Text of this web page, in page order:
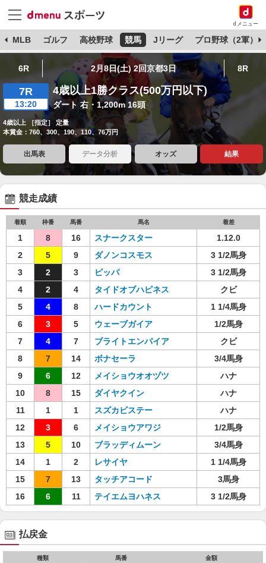
dメニュー
MLB ゴルフ 高校野球 競馬 Jリーグ プロ野球（2軍）
6R 2月8日(土) 2回京都3日 8R
7R
13:20
4歳以上1勝クラス(500万円以下)
ダート 右・1,200m 16頭
4歳以上 ［指定］ 定量
本賞金：760、300、190、110、76万円
出馬表 データ分析 オッズ 結果
競走成績
着順 枠番 馬番 馬名 着差
1 8 16 スナークスター
1.12.0
2
5 9 ダノンコスモス
3 1/2馬身
3
2 3 ピッパ
3 1/2馬身
4
2 4 タイドオブハピネス
クビ
5
4 8 ハードカウント
1 1/4馬身
6
3 5 ウェーブガイア
1/2馬身
7
4 7 ブライトエンパイア
クビ
8
7 14 ボナセーラ
3/4馬身
9
6 12 メイショウオオヅツ
ハナ
10
8 15 ダイヤクイン
ハナ
11
1 1 スズカビステー
ハナ
12
3 6 メイショウアワジ
1/2馬身
13
5 10 ブラッディムーン
3/4馬身
14
1 2 レサイヤ
1 1/4馬身
15
7 13 タッチアコード
3馬身
16
6 11 テイエムヨハネス 3 1/2馬身
払戻金
種類 馬番 金額